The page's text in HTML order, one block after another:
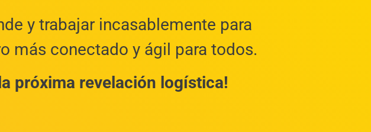
y trabajar incasablemente para
más conectado y ágil para todos.
próxima revelación logística!